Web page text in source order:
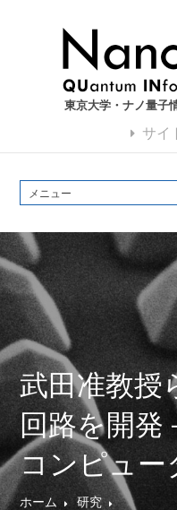
東京大学・ナノ量子
サイ
武田准教授
回路を開発
コンピュー
ホーム
研究